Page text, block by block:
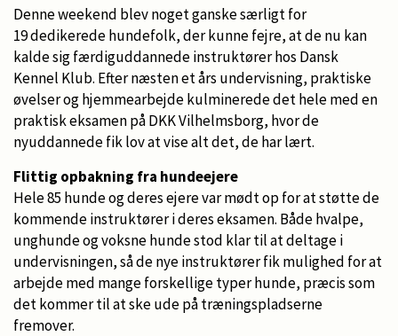
Denne weekend blev noget ganske særligt for
19 dedikerede hundefolk, der kunne fejre, at de nu kan
kalde sig færdiguddannede instruktører hos Dansk
Kennel Klub. Efter næsten et års undervisning, praktiske
øvelser og hjemmearbejde kulminerede det hele med en
praktisk eksamen på DKK Vilhelmsborg, hvor de
nyuddannede fik lov at vise alt det, de har lært.
Flittig opbakning fra hundeejere
Hele 85 hunde og deres ejere var mødt op for at støtte de
kommende instruktører i deres eksamen. Både hvalpe,
unghunde og voksne hunde stod klar til at deltage i
undervisningen, så de nye instruktører fik mulighed for at
arbejde med mange forskellige typer hunde, præcis som
det kommer til at ske ude på træningspladserne
fremover.